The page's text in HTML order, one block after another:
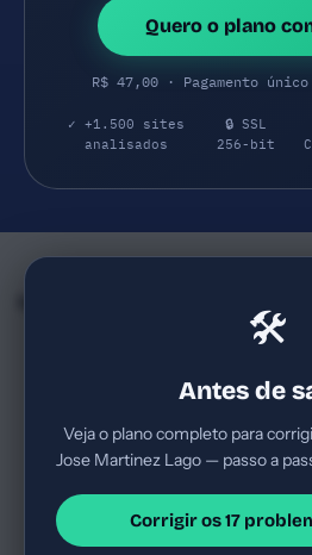
Quero o plano
R$ 47,00 · Pagamento
✓ +1.500 sites
analisados
🔒 SSL
256-bit
🛠
Antes de
Veja o plano completo para
Jose Martinez Lago — passo a
Corrigir os 17
Empresa de assistência
profissional, atuando em São
Paulo, com foco em Denon e
model...
Assistência técnica de áudio
profissional / Som